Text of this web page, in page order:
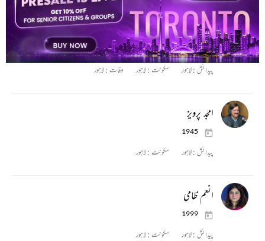
احمد دین
1866 - 1929
پیدائش :لاہور سکونت :لاہور وفات :لاہور
امجد پرویز
1945
پیدائش :لاہور سکونت :لاہور
انعم ظامی
1999
پیدائش :لاہور سکونت :لاہور